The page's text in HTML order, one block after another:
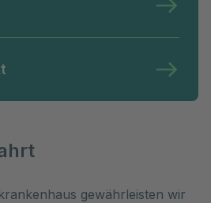
gewährleisten wir